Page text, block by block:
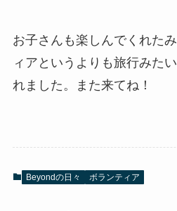
お子さんも楽しんでくれた
ィアというよりも旅行みた
れました。また来てね！
Beyondの日々 ボランティア